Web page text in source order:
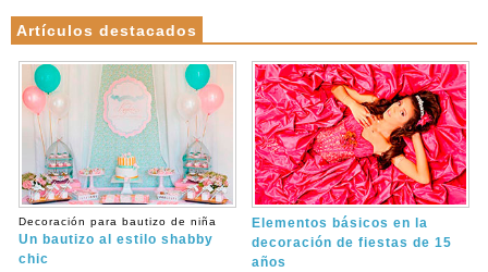
Artículos destacados
Decoración para bautizo de niña
Un bautizo al estilo shabby
chic
Elementos básicos en la
decoración de fiestas de 15
años